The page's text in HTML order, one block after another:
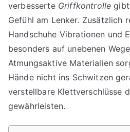
verbesserte Griffkontrolle
Gefühl am Lenker. Zusätzlich
Handschuhe Vibrationen und
besonders auf unebenen
Atmungsaktive Materialien
Hände nicht ins Schwitzen
verstellbare Klettverschlüsse
gewährleisten.